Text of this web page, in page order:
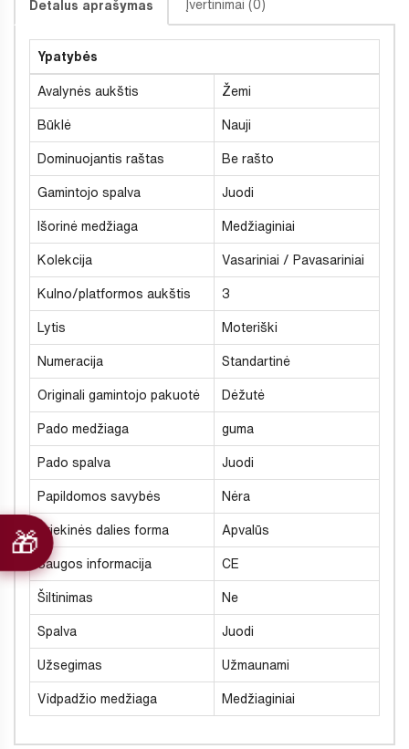
Detalus aprašymas Įvertinimai (0)
Ypatybės
Avalynės aukštis Žemi
Būklė Nauji
Dominuojantis raštas Be rašto
Gamintojo spalva Juodi
Išorinė medžiaga Medžiaginiai
Kolekcija Vasariniai / Pavasariniai
Kulno/platformos aukštis 3
Lytis Moteriški
Numeracija Standartinė
Originali gamintojo pakuotė Dėžutė
Pado medžiaga guma
Pado spalva Juodi
Papildomos savybės Nėra
Priekinės dalies forma Apvalūs
Saugos informacija CE
Šiltinimas Ne
Spalva Juodi
Užsegimas Užmaunami
Vidpadžio medžiaga Medžiaginiai